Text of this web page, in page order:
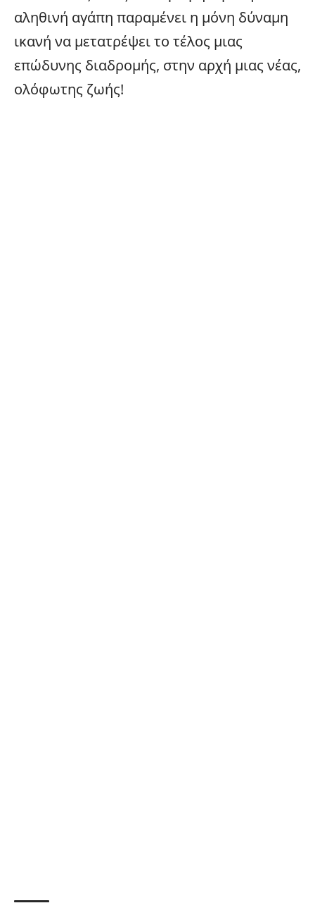
αληθινή αγάπη παραμένει η μόνη δύναμη
ικανή να μετατρέψει το τέλος μιας
επώδυνης διαδρομής, στην αρχή μιας νέας,
ολόφωτης ζωής!